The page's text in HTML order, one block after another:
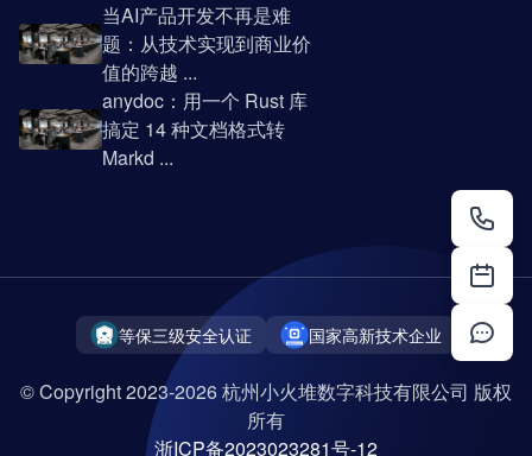
当AI产品开发不再是难
题：从技术实现到商业价
值的跨越 ...
anydoc：用一个 Rust 库
搞定 14 种文档格式转
Markd ...
等保三级安全认证 国家高新技术企业
© Copyright 2023-2026 杭州小火堆数字科技有限公司 版权
所有
浙ICP备2023023281号-12